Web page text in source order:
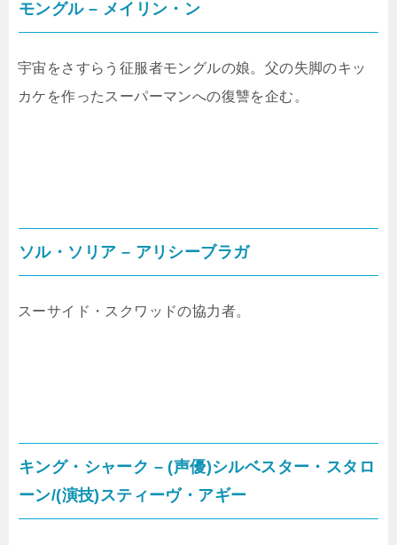
モングル – メイリン・ン
宇宙をさすらう征服者モングルの娘。父の失脚のキッ
カケを作ったスーパーマンへの復讐を企む。
ソル・ソリア – アリシーブラガ
スーサイド・スクワッドの協力者。
キング・シャーク – (声優)シルベスター・スタロ
ーン/(演技)スティーヴ・アギー